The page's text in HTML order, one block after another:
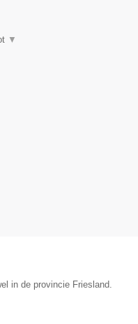
▼
in de provincie Friesland.